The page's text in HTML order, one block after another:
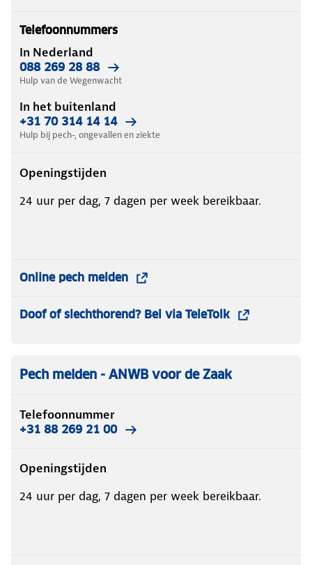
Telefoonnummers
In Nederland
088 269 28 88
Hulp van de Wegenwacht
In het buitenland
+31 70 314 14 14
Hulp bij pech-, ongevallen en ziekte
Openingstijden
24 uur per dag, 7 dagen per week bereikbaar.
Online pech melden
Doof of slechthorend? Bel via TeleTolk
Pech melden - ANWB voor de Zaak
Telefoonnummer
+31 88 269 21 00
Openingstijden
24 uur per dag, 7 dagen per week bereikbaar.